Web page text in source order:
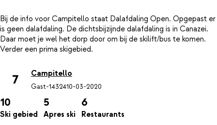
Bij de info voor Campitello staat Dalafdaling Open. Opgepast er
is geen dalafdaling. De dichtsbijzijnde dalafdaling is in Canazei.
Daar moet je wel het dorp door om bij de skilift/bus te komen.
7 Campitello
Gast-1432410-03-2020
10
Ski gebied
5
Apres ski
6
Restaurants